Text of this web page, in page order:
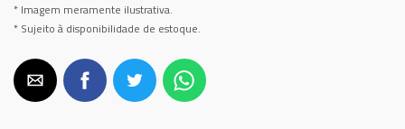
* Imagem meramente ilustrativa.
* Sujeito à disponibilidade de estoque.